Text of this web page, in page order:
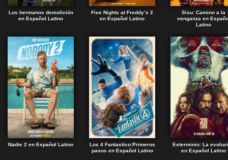
Los hermanos demolición
en Español Latino
Five Nights at Freddy’s 2
en Español Latino
Sisu: Camino a la
venganza en
Latino
Nadie 2 en Español Latino
Los 4 Fantastico:Primeros
pasos en Español Latino
Exterminio: La
en Español Latino